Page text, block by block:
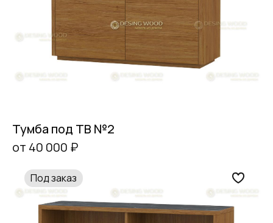
Тумба под ТВ №2
от 40 000 ₽
Под заказ